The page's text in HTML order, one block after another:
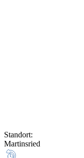
Standort:
Martinsried